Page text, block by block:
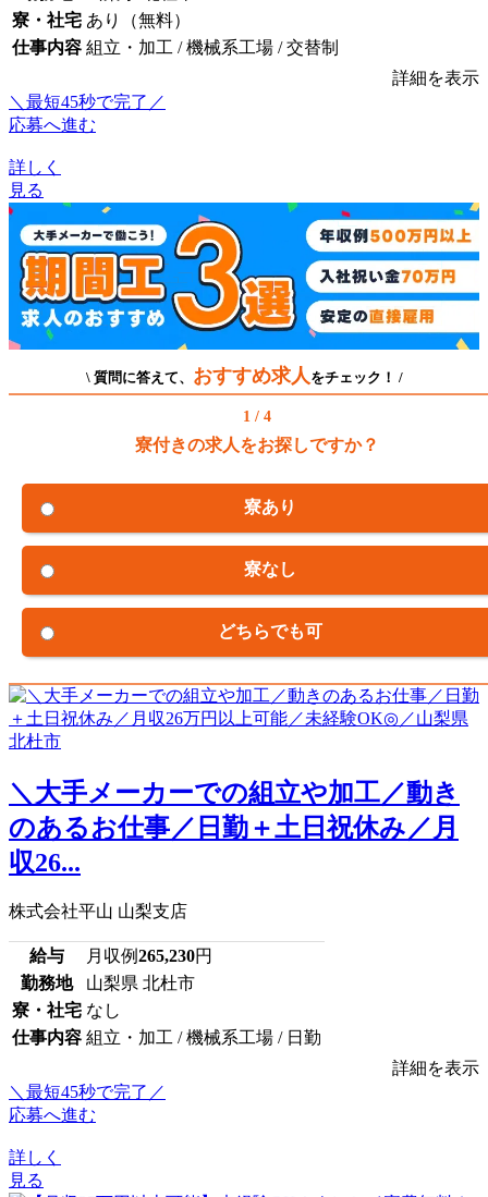
寮・社宅 あり（無料）
仕事内容 組立・加工 / 機械系工場 / 交替制
詳細を表示
＼最短45秒で完了／
応募へ進む
詳しく
見る
\ 質問に答えて、 おすすめ求人 をチェック！ /
1 / 4
寮付きの求人をお探しですか？
寮あり
寮なし
どちらでも可
＼大手メーカーでの組立や加工／動き
のあるお仕事／日勤＋土日祝休み／月
収26...
株式会社平山 山梨支店
給与 月収例265,230円
勤務地
山梨県 北杜市
寮・社宅 なし
仕事内容 組立・加工 / 機械系工場 / 日勤
詳細を表示
＼最短45秒で完了／
応募へ進む
詳しく
見る